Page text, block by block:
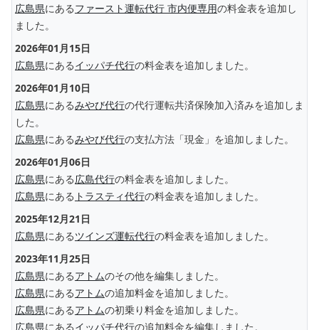
広島県にあるファースト運転代行 市内便専用の料金表を追加し
ました。
2026年01月15日
広島県にあるイッパチ代行の料金表を追加しました。
2026年01月10日
広島県にあるみやび代行の代行運転共済保険加入済みを追加しま
した。
広島県にあるみやび代行の支払方法「現金」を追加しました。
2026年01月06日
広島県にある広島代行の料金表を追加しました。
広島県にある トラスティ代行の料金表を追加しました。
2025年12月21日
広島県にあるツインズ運転代行の料金表を追加しました。
2023年11月25日
広島県にあるアトムのその他を編集しました。
広島県にあるアトムの追加料金を追加しました。
広島県にあるアトムの初乗り料金を追加しました。
広島県にあるイッパチ代行の追加料金を編集しました。